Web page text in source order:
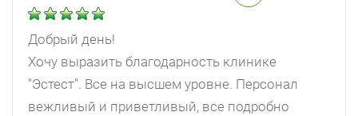
Добрый день!
Хочу выразить благодарность клинике
"Эстест". Все на высшем уровне. Персонал
вежливый и приветливый, все подробно